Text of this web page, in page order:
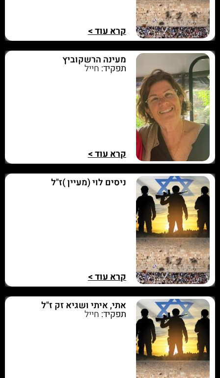
קרא עוד >
מעינה הרשקוביץ
תפקיד: חייל
קרא עוד >
ניסים לוי (מעיין )ז"ל
קרא עוד >
אתי, איתי ושגיא זק ז"ל
תפקיד: חייל